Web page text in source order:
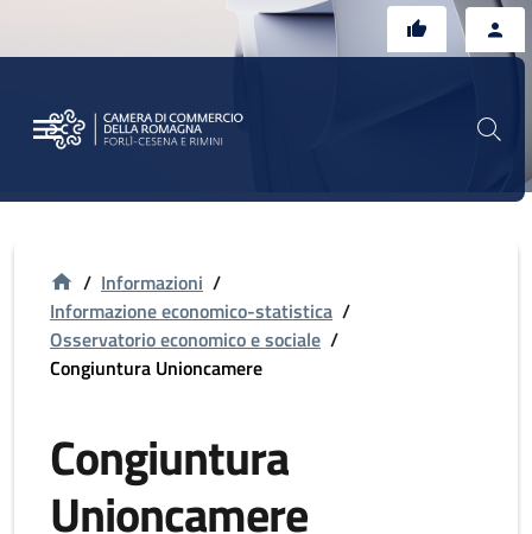
/ Informazioni /
Informazione economico-statistica /
Osservatorio economico e sociale /
Congiuntura Unioncamere
Congiuntura
Unioncamere